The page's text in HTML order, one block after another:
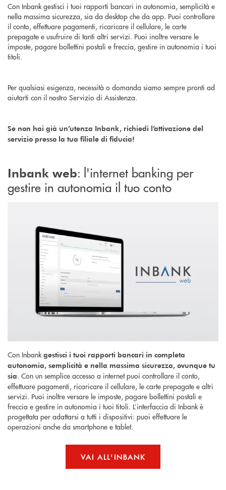
Con Inbank gestisci i tuoi rapporti bancari in autonomia, semplicità e
nella massima sicurezza, sia da desktop che da app. Puoi controllare
il conto, effettuare pagamenti, ricaricare il cellulare, le carte
prepagate e usufruire di tanti altri servizi. Puoi inoltre versare le
imposte, pagare bollettini postali e freccia, gestire in autonomia i tuoi
titoli.
Per qualsiasi esigenza, necessità o domanda siamo sempre pronti ad
aiutarti con il nostro Servizio di Assistenza.
Se non hai già un’utenza Inbank, richiedi l’attivazione del
servizio presso la tua filiale di fiducia!
Inbank web: l'internet banking per
gestire in autonomia il tuo conto
Con Inbankgestisci i tuoi rapporti bancari in completa
autonomia, semplicità e nella massima sicurezza, ovunque tu
sia. Con un semplice accesso a internet puoi controllare il conto,
effettuare pagamenti, ricaricare il cellulare, le carte prepagate e altri
servizi. Puoi inoltre versare le imposte, pagare bollettini postali e
freccia e gestire in autonomia i tuoi titoli. L’interfaccia di Inbank è
progettata per adattarsi a tutti i dispositivi: puoi effettuare le
operazioni anche da smartphone e tablet.
VAI ALL'INBANK